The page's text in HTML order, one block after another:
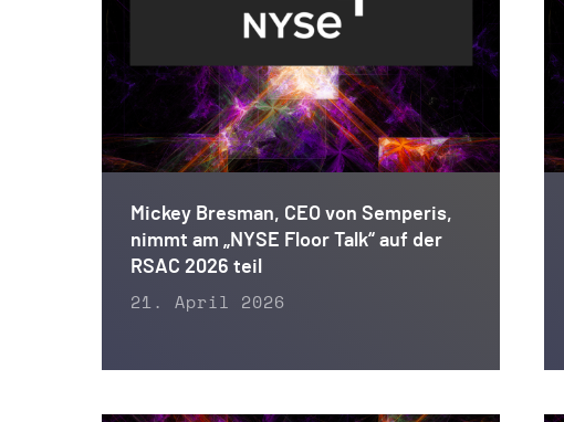
Mickey Bresman, CEO von Semperis,
nimmt am „NYSE Floor Talk“ auf der
RSAC 2026 teil
21. April 2026